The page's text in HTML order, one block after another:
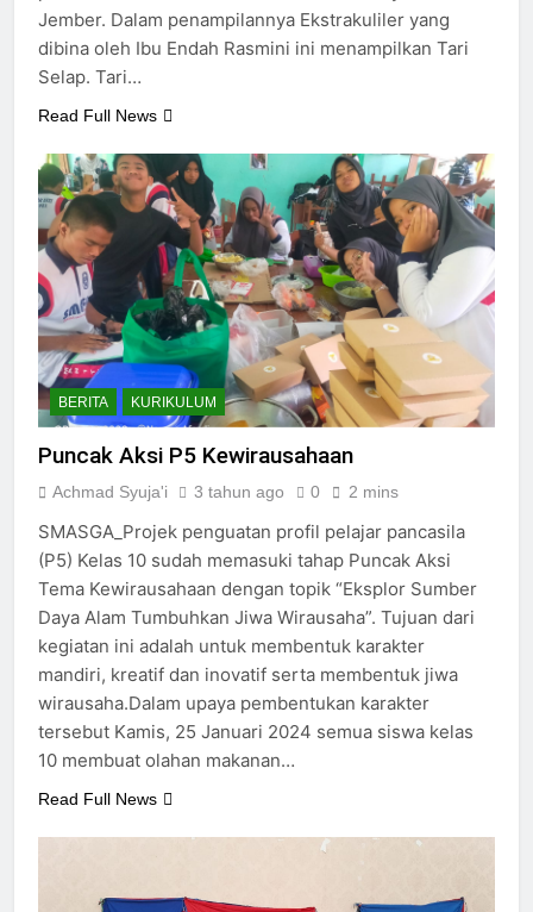
Jember. Dalam penampilannya Ekstrakuliler yang
dibina oleh Ibu Endah Rasmini ini menampilkan Tari
Selap. Tari…
Read Full News
BERITA KURIKULUM
Puncak Aksi P5 Kewirausahaan
Achmad Syuja'i 3 tahun ago 0 2 mins
SMASGA_Projek penguatan profil pelajar pancasila
(P5) Kelas 10 sudah memasuki tahap Puncak Aksi
Tema Kewirausahaan dengan topik “Eksplor Sumber
Daya Alam Tumbuhkan Jiwa Wirausaha”. Tujuan dari
kegiatan ini adalah untuk membentuk karakter
mandiri, kreatif dan inovatif serta membentuk jiwa
wirausaha.Dalam upaya pembentukan karakter
tersebut Kamis, 25 Januari 2024 semua siswa kelas
10 membuat olahan makanan…
Read Full News